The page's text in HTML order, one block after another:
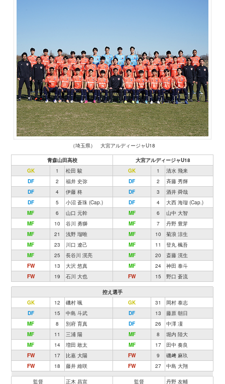
（埼玉県） 大宮アルディージャU18
青森山田高校
大宮アルディージャU18
GK
1 松田 駿 GK 1
清水 飛来
DF
2 福井 史弥 DF 2
斉藤 秀輝
DF
4 伊藤 柊 DF 3
酒井 舜哉
DF
5 小沼 蒼珠 (Cap.) DF 4
大西 海瑠 (Cap.)
MF
6 山口 元幹 MF 6
山中 大智
MF
10 谷川 勇獅 MF 7
丹野 豊芽
MF
21 浅野 瑠唯 MF 10
菊浪 涼生
MF
23 川口 遼己 MF 11
登丸 楓吾
MF
25 長谷川 滉亮 MF 20
斎藤 滉生
FW
13 大沢 悠真 MF 24
神田 泰斗
FW
19 石川 大也 FW 15 野口 蒼流
控え選手
GK
12 磯村 颯 GK 31
岡村 泰志
DF
15 中島 斗武 DF 13
藤原 朝日
MF
8 別府 育真 DF 26
中澤 凜
MF
11 三浦 陽 MF 8
堀内 陸大
MF
14 増田 敢太 MF 17
田中 奏良
FW
17 比嘉 大陽 FW 9
磯﨑 麻玖
FW
18 藤井 維咲 FW 27 中島 大翔
監督 正木 昌宣 監督 丹野 友輔